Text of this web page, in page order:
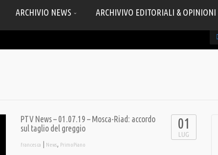
ARCHIVIO NEWS ARCHIVIVO EDITORIALI & OPINIONI
PTV News – 01.07.19 – Mosca-Riad: accordo
sul taglio del greggio
francesca | News, PrimoPiano
01
LUG